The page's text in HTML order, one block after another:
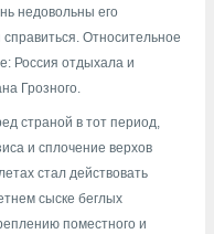
недовольны его
Относительное
Россия отдыхала и
Грозного.
страной в тот период,
и сплочение верхов
стал действовать
сыске беглых
поместного и